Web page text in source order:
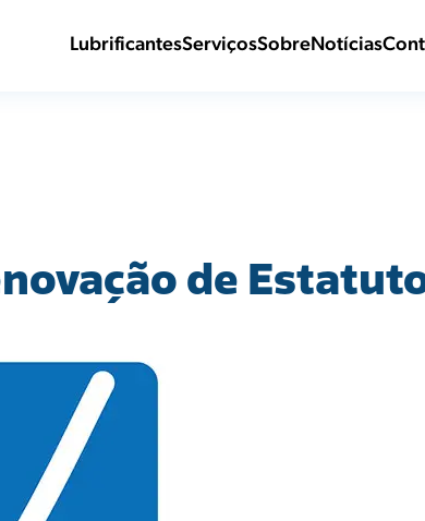
LubrificantesServiçosSobreNotícias
de